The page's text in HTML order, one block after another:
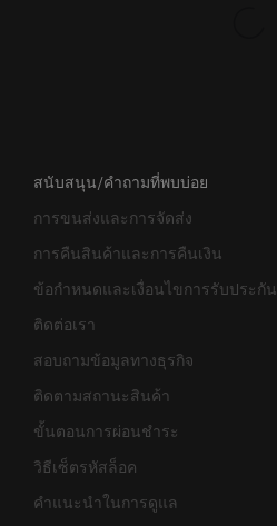
สนับสนุน/คำถามที่พบบ่อย
การขนส่งและการจัดส่ง
การคืนสินค้าและการคืนเงิน
ข้อกำหนดและเงื่อนไขการรับประกัน
ติดต่อเรา
สอบถามข้อมูลทางธุรกิจ
ติดตามสถานะสินค้า
ขั้นตอนการผ่อนชำระ
วิธีเซ็ตรหัสล็อค
คำแนะนำในการดูแล